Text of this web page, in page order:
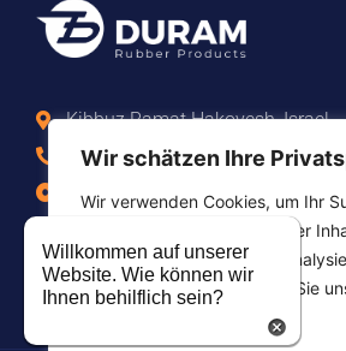
Wir schätzen Ihre
Wir verwenden Cookies, um Ihr
personalisierte Werbung oder
unseren Datenverkehr zu
"Alle akzeptieren" stimmen Sie
Kibbuz Ramat Hakovesh, Israel
Tel. +972-9-7474458
Fax +972-9-7474479
Willkommen auf unserer
Website. Wie können wir
Ihnen behilflich sein?